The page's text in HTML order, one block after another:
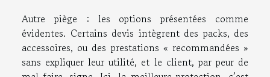
Autre piège : les options présentées comme
évidentes. Certains devis intègrent des packs, des
accessoires, ou des prestations « recommandées »
sans expliquer leur utilité, et le client, par peur de